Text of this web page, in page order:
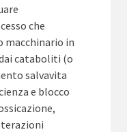
che
macchinario in
cataboliti (o
salvavita
e blocco